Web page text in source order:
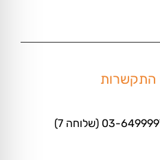
התקשרות
6499997 (שלוחה 7)